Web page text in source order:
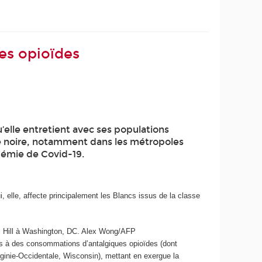
opioïdes
entretient avec ses populations
noire, notamment dans les métropoles
de Covid-19.
elle, affecte principalement les Blancs issus de la classe
à Washington, DC. Alex Wong/AFP
des consommations d’antalgiques opioïdes (dont
Occidentale, Wisconsin), mettant en exergue la